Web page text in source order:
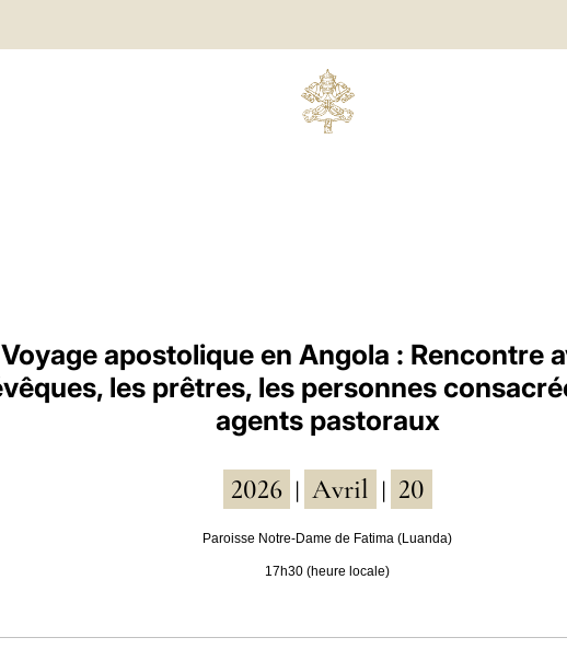
Voyage apostolique en Angola : Rencontre
les prêtres, les personnes
agents pastoraux
2026 Avril 20
Paroisse Notre-Dame de Fatima (Luanda)
17h30 (heure locale)